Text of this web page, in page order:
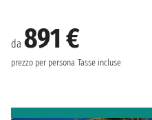
da 891 €
prezzo per persona Tasse incluse